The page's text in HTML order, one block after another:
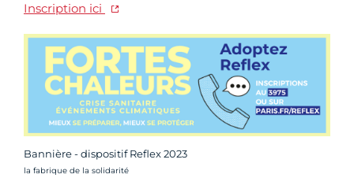
Inscription ici
Bannière - dispositif Reflex 2023
Crédit photo :
la fabrique de la solidarité